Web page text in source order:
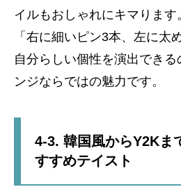
イルもおしゃれにキマります
「右に細いピン3本、左に太
自分らしい個性を演出でき
ンジならではの魅力です。
4-3. 韓国風からY2Kま
すすめテイスト